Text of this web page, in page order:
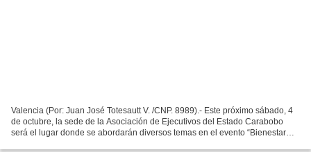
Valencia (Por: Juan José Totesautt V. /CNP. 8989).- Este próximo sábado, 4
de octubre, la sede de la Asociación de Ejecutivos del Estado Carabobo
será el lugar donde se abordarán diversos temas en el evento “Bienestar